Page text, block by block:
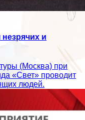
и
(Москва) при
«Свет» проводит
людей.